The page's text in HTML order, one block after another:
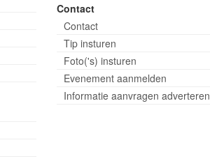
Contact
Contact
Tip insturen
Foto('s) insturen
Evenement aanmelden
Informatie aanvragen adverteren